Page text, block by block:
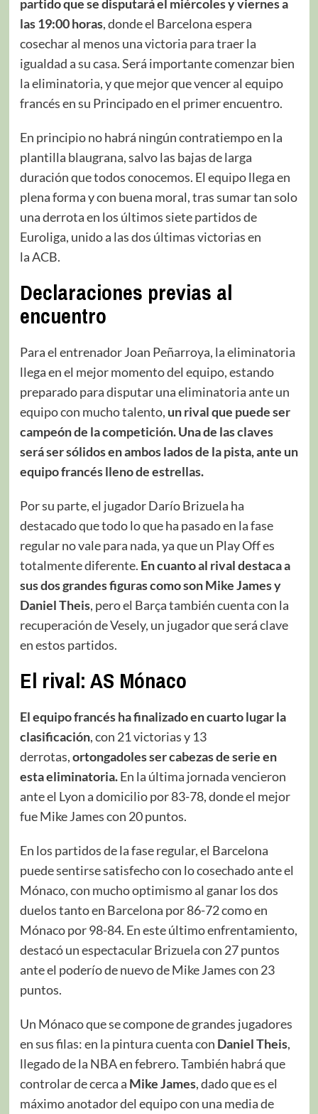
partido que se disputará el miércoles y viernes a
las 19:00 horas, donde el Barcelona espera
cosechar al menos una victoria para traer la
igualdad a su casa. Será importante comenzar bien
la eliminatoria, y que mejor que vencer al equipo
francés en su Principado en el primer encuentro.
En principio no habrá ningún contratiempo en la
plantilla blaugrana, salvo las bajas de larga
duración que todos conocemos. El equipo llega en
plena forma y con buena moral, tras sumar tan solo
una derrota en los últimos siete partidos de
Euroliga, unido a las dos últimas victorias en
la ACB.
Declaraciones previas al
encuentro
Para el entrenador Joan Peñarroya, la eliminatoria
llega en el mejor momento del equipo, estando
preparado para disputar una eliminatoria ante un
equipo con mucho talento, un rival que puede ser
campeón de la competición. Una de las claves
será ser sólidos en ambos lados de la pista, ante un
equipo francés lleno de estrellas.
Por su parte, el jugador Darío Brizuela ha
destacado que todo lo que ha pasado en la fase
regular no vale para nada, ya que un Play Off es
totalmente diferente. En cuanto al rival destaca a
sus dos grandes figuras como son Mike James y
Daniel Theis, pero el Barça también cuenta con la
recuperación de Vesely, un jugador que será clave
en estos partidos.
El rival: AS Mónaco
El equipo francés ha finalizado en cuarto lugar la
clasificación, con 21 victorias y 13
derrotas,ortongadoles ser cabezas de serie en
esta eliminatoria.En la última jornada vencieron
ante el Lyon a domicilio por 83-78, donde el mejor
fue Mike James con 20 puntos.
En los partidos de la fase regular, el Barcelona
puede sentirse satisfecho con lo cosechado ante el
Mónaco, con mucho optimismo al ganar los dos
duelos tanto en Barcelona por 86-72 como en
Mónaco por 98-84. En este último enfrentamiento,
destacó un espectacular Brizuela con 27 puntos
ante el poderío de nuevo de Mike James con 23
puntos.
Un Mónaco que se compone de grandes jugadores
en sus filas: en la pintura cuenta con Daniel Theis,
llegado de la NBA en febrero. También habrá que
controlar de cerca a Mike James, dado que es el
máximo anotador del equipo con una media de